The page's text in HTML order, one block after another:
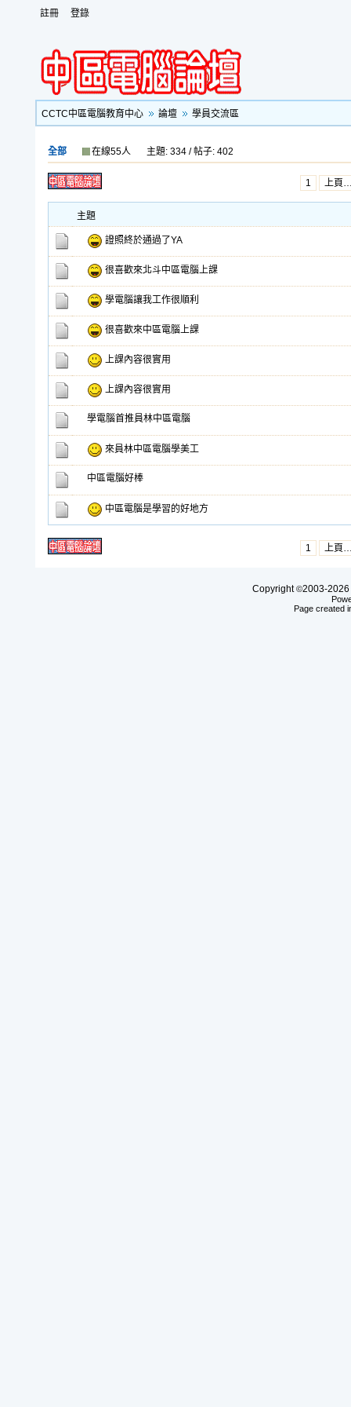
註冊 登錄
CCTC中區電腦教育中心 論壇 學員交流區
全部 在線55人 主題: 334 / 帖子: 402
1 上頁
主題
證照終於通過了YA
很喜歡來北斗中區電腦上課
學電腦讓我工作很順利
很喜歡來中區電腦上課
上課內容很實用
上課內容很實用
學電腦首推員林中區電腦
來員林中區電腦學美工
中區電腦好棒
中區電腦是學習的好地方
1 上頁
Copyright©2003-2026
Page created